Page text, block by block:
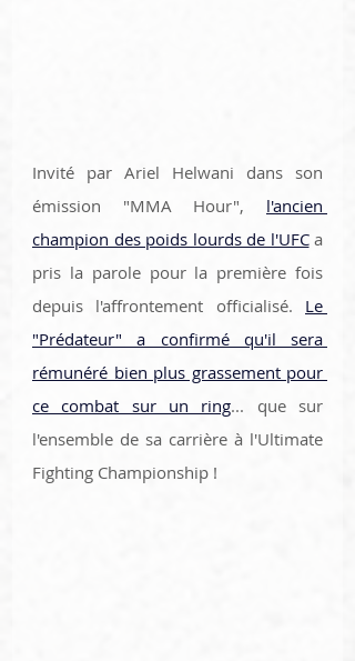
Invité par Ariel Helwani dans son
émission "MMA Hour", l'ancien
champion des poids lourds de l'UFC a
pris la parole pour la première fois
depuis l'affrontement officialisé. Le
"Prédateur" a confirmé qu'il sera
rémunéré bien plus grassement pour
ce combat sur un ring... que sur
l'ensemble de sa carrière à l'Ultimate
Fighting Championship !